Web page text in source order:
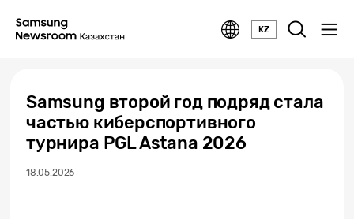
KZ
Samsung второй год подряд стала
частью киберспортивного
турнира PGL Astana 2026
18.05.2026